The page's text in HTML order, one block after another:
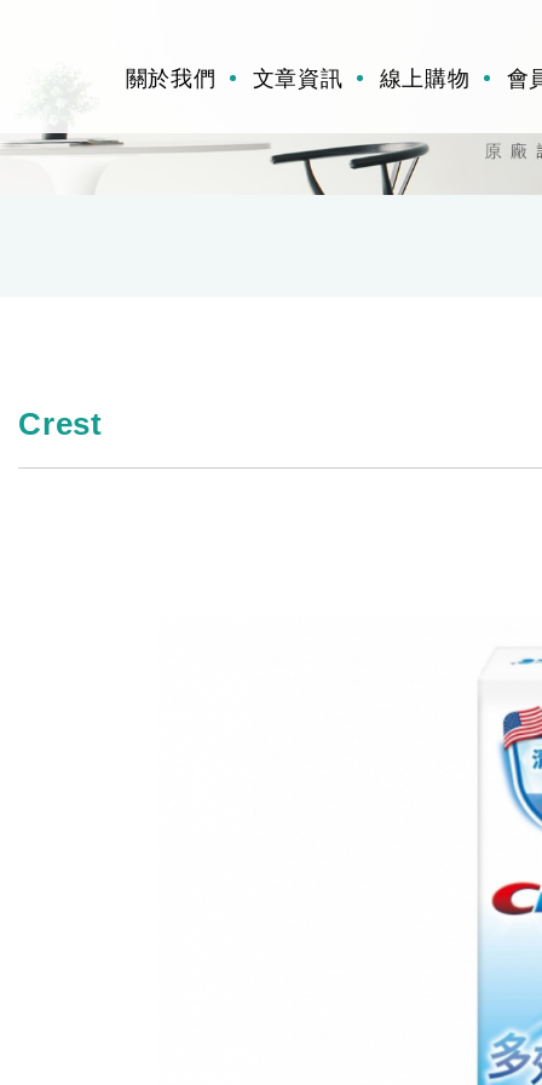
關於我們 文章資訊 線上購物 會
Crest